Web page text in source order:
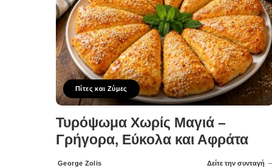
Πίτες και Ζύμες
Τυρόψωμα Χωρίς Μαγιά –
Γρήγορα, Εύκολα και Αφράτα
George Zolis Δείτε την συνταγή